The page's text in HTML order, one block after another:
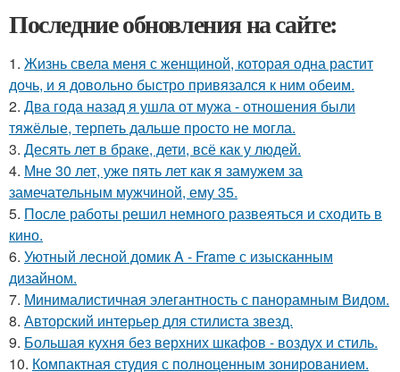
Последние обновления на сайте:
1. Жизнь свела меня с женщиной, которая одна растит
дочь, и я довольно быстро привязался к ним обеим.
2. Два года назад я ушла от мужа - отношения были
тяжёлые, терпеть дальше просто не могла.
3. Десять лет в браке, дети, всё как у людей.
4. Мне 30 лет, уже пять лет как я замужем за
замечательным мужчиной, ему 35.
5. После работы решил немного развеяться и сходить в
кино.
6. Уютный лесной домик A - Frame с изысканным
дизайном.
7. Минималистичная элегантность с панорамным Видом.
8. Авторский интерьер для стилиста звезд.
9. Большая кухня без верхних шкафов - воздух и стиль.
10. Компактная студия с полноценным зонированием.